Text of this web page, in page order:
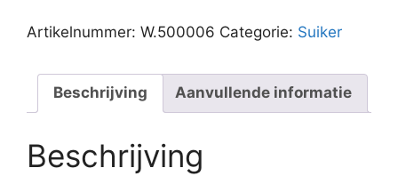
Artikelnummer: W.500006 Categorie: Suiker
Beschrijving Aanvullende informatie
Beschrijving